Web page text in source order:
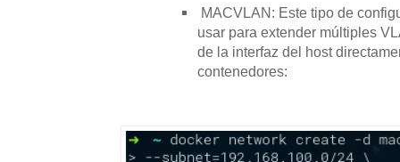
MACVLAN: Este tipo de
usar para extender múltiples
de la interfaz del host
contenedores: